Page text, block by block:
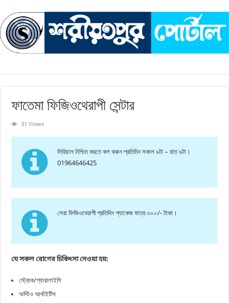
ফাতেমা ফিজিওথেরাপী সেন্টার
31 Views
সিরিয়াল নিশ্চিত করতে কল করুন প্রতিদিন সকাল ৯টা – রাত ৯টা।
01964646425
সেরা ফিজিওথেরাপী প্রতিদিন প্যাকেজ মাত্র ৩০০/- টাকা।
যে সকল রোগের চিকিৎসা দেওয়া হয়:
স্ট্রোক/প্যারালাইসি
অস্টিও আর্থাইটিস